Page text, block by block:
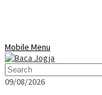
Mobile Menu
09/08/2026